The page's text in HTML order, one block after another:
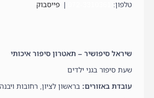
טלפון:
| פייסבוק
שיראל סיפושיר – תאטרון סיפור איכותי
שעת סיפור בגני ילדים
עובדת באזורים: בראשון לציון, רחובות ויבנה